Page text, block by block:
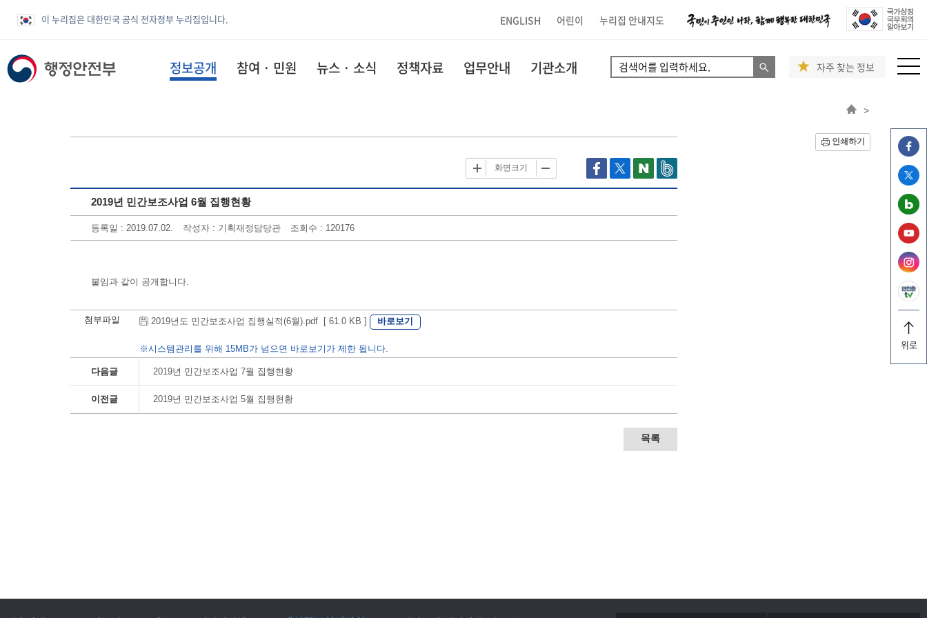
이 누리집은 대한민국 공식 전자정부 누리집입니다. ENGLISH 어린이 누리집 안내지도
위로
정보공개 참여 · 민원 뉴스 · 소식 정책자료 업무안내 기관소개 자주 찾는 정보
>
인쇄하기
화면크기
2019년 민간보조사업 6월 집행현황
등록일 : 2019.07.02. 작성자 : 기획재정담당관 조회수 : 120176
붙임과 같이 공개합니다.
첨부파일 2019년도 민간보조사업 집행실적(6월).pdf [ 61.0 KB ] 바로보기
※시스템관리를 위해 15MB가 넘으면 바로보기가 제한 됩니다.
다음글 2019년 민간보조사업 7월 집행현황
이전글 2019년 민간보조사업 5월 집행현황
목록